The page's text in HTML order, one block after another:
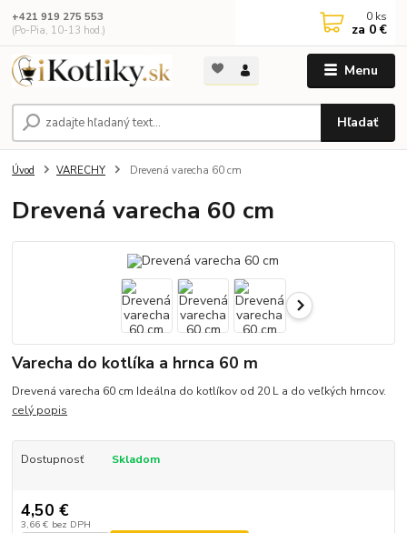
Menu
Hľadať
+421 919 275 553
(Po-Pia, 10-13 hod.)
0 ks
za 0 €
Úvod VARECHY Drevená varecha 60 cm
Drevená varecha 60 cm
Varecha do kotlíka a hrnca 60 m
Drevená varecha 60 cm Ideálna do kotlíkov od 20 L a do veľkých hrncov.
celý popis
Dostupnosť Skladom
4,50 €
3,66 € bez DPH